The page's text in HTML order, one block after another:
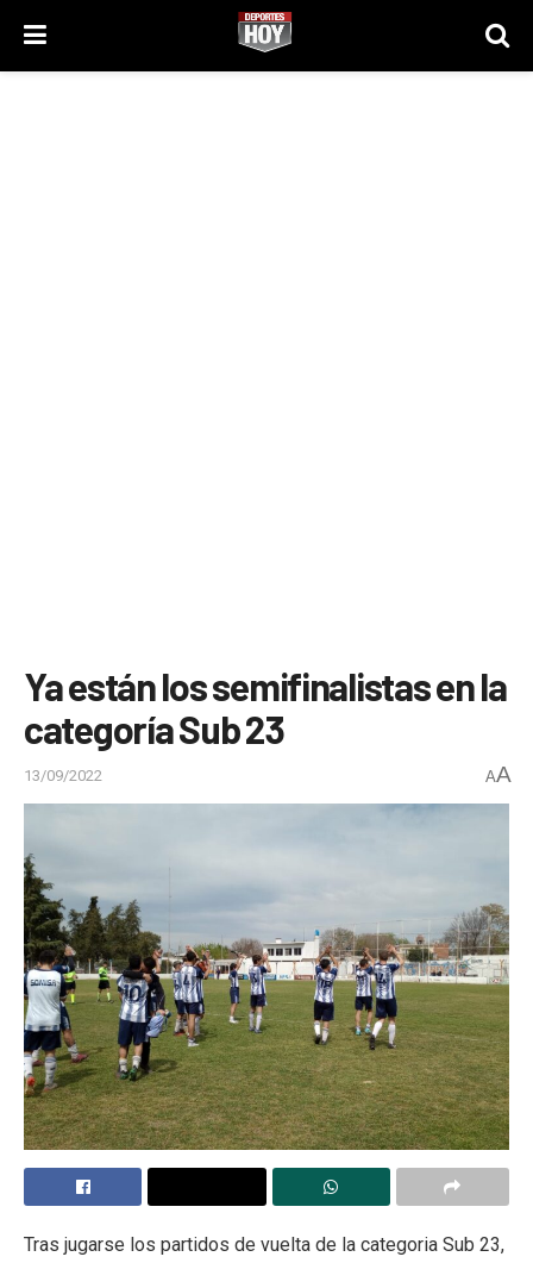
Ya están los semifinalistas en la
categoría Sub 23
13/09/2022 AA
Tras jugarse los partidos de vuelta de la categoria Sub 23,